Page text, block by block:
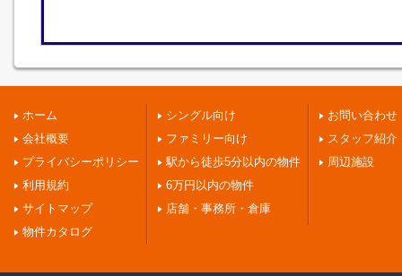
ホーム
会社概要
プライバシーポリシー
利用規約
サイトマップ
物件カタログ
シングル向け
ファミリー向け
駅から徒歩5分以内の物件
6万円以内の物件
店舗・事務所・倉庫
お問い合わせ
スタッフ紹介
周辺施設